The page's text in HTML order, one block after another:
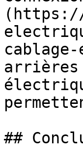
arrières
##